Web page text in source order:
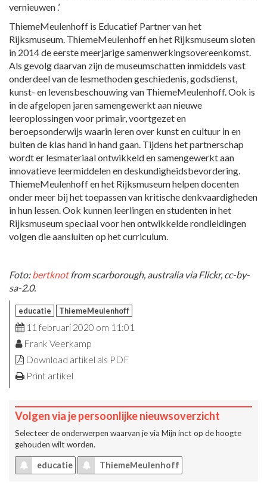
vernieuwen .’
ThiemeMeulenhoff is Educatief Partner van het
Rijksmuseum. ThiemeMeulenhoff en het Rijksmuseum sloten
in 2014 de eerste meerjarige samenwerkingsovereenkomst.
Als gevolg daarvan zijn de museumschatten inmiddels vast
onderdeel van de lesmethoden geschiedenis, godsdienst,
kunst- en levensbeschouwing van ThiemeMeulenhoff. Ook is
in de afgelopen jaren samengewerkt aan nieuwe
leeroplossingen voor primair, voortgezet en
beroepsonderwijs waarin leren over kunst en cultuur in en
buiten de klas hand in hand gaan. Tijdens het partnerschap
wordt er lesmateriaal ontwikkeld en samengewerkt aan
innovatieve leermiddelen en deskundigheidsbevordering.
ThiemeMeulenhoff en het Rijksmuseum helpen docenten
onder meer bij het toepassen van kritische denkvaardigheden
in hun lessen. Ook kunnen leerlingen en studenten in het
Rijksmuseum speciaal voor hen ontwikkelde rondleidingen
volgen die aansluiten op het curriculum.
Foto:bertknotfrom scarborough, australia via Flickr, cc-by-
sa-2.0.
educatie ThiemeMeulenhoff
11 februari 2020 om 11:01
Frank Veerkamp
Download artikel als PDF
Print artikel
Volgen via je persoonlijke nieuwsoverzicht
Selecteer de onderwerpen waarvan je via Mijn inct op de hoogte
gehouden wilt worden.
educatie ThiemeMeulenhoff